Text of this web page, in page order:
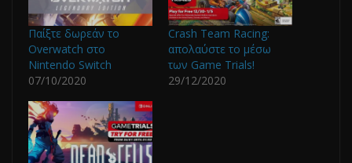
Παίξτε δωρεάν το
Overwatch στο
Nintendo Switch
07/10/2020
Crash Team Racing:
απολαύστε το μέσω
των Game Trials!
29/12/2020